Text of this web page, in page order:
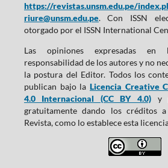
https://revistas.unsm.edu.pe/
riure@unsm.edu.pe. Con ISSN
otorgado por el ISSN International
Las opiniones expresadas
responsabilidad de los autores y no
la postura del Editor. Todos los
publican bajo la Licencia Creative
4.0 Internacional (CC BY 4.0) y
gratuitamente dando los créditos
Revista, como lo establece esta